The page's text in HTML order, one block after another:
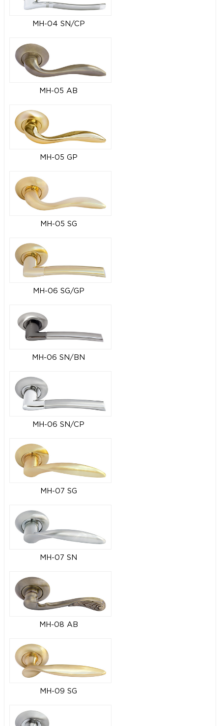
MH-04 SN/CP
MH-05 AB
MH-05 GP
MH-05 SG
MH-06 SG/GP
MH-06 SN/BN
MH-06 SN/CP
MH-07 SG
MH-07 SN
MH-08 AB
MH-09 SG